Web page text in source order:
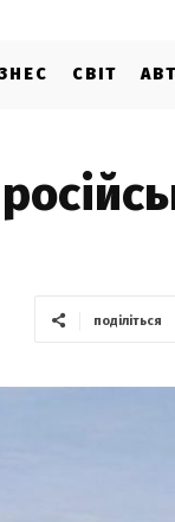
СВІТ
поділіться